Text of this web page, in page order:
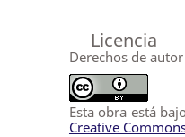
Licencia
Derechos de
Esta obra está
Creative